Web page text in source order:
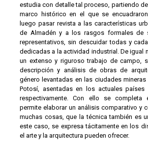
estudia con detalle tal proceso, partiendo
marco histórico en el que se
luego pasar revista a las características
de Almadén y a los rasgos formales de
representativos, sin descuidar todas y
dedicadas a la actividad industrial. De igual
un extenso y riguroso trabajo de campo,
descripción y análisis de obras de
género levantadas en las ciudades mineras
Potosí, asentadas en los actuales países
respectivamente. Con ello se completa
permite elaborar un análisis comparativo y
muchas cosas, que la técnica también es
este caso, se expresa tácitamente en los
el arte y la arquitectura pueden ofrecer.